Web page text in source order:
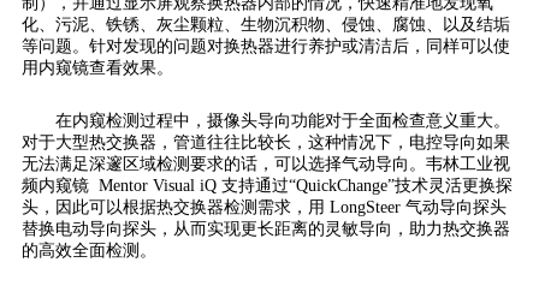
化、污泥、铁锈、灰尘颗粒、生物沉积物、侵蚀、腐蚀、以及结垢
等问题。针对发现的问题对换热器进行养护或清洁后，同样可以使
用内窥镜查看效果。
在内窥检测过程中，摄像头导向功能对于全面检查意义重大。
对于大型热交换器，管道往往比较长，这种情况下，电控导向如果
无法满足深邃区域检测要求的话，可以选择气动导向。韦林工业视
频内窥镜 Mentor Visual iQ 支持通过“QuickChange”技术灵活更换探
头，因此可以根据热交换器检测需求，用 LongSteer 气动导向探头
替换电动导向探头，从而实现更长距离的灵敏导向，助力热交换器
的高效全面检测。